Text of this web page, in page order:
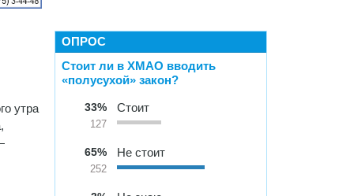
утра
ОПРОС
Стоит ли в ХМАО вводить
«полусухой» закон?
33%
127
Стоит
65%
252
Не стоит